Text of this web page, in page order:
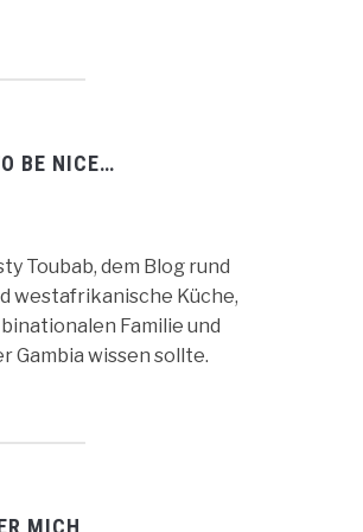
BE NICE…
Toubab, dem Blog rund
westafrikanische Küche,
Familie und
Gambia wissen sollte.
MICH